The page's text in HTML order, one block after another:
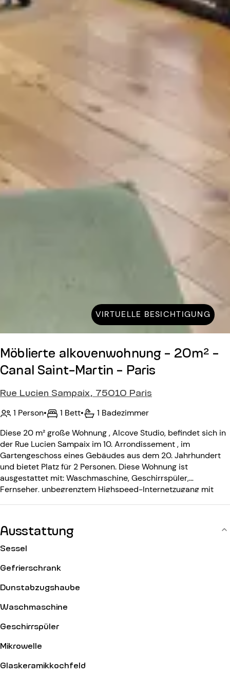
VIRTUELLE BESICHTIGUNG
Möblierte alkovenwohnung - 20m² -
Canal Saint-Martin - Paris
Rue Lucien Sampaix, 75010 Paris
1 Person• 1 Bett•
1 Badezimmer
Diese 20 m² große Wohnung , Alcove Studio, befindet sich in
der Rue Lucien Sampaix im 10. Arrondissement , im
Gartengeschoss eines Gebäudes aus dem 20. Jahrhundert
und bietet Platz für 2 Personen. Diese Wohnung ist
ausgestattet mit: Waschmaschine, Geschirrspüler,
Fernseher, unbegrenztem Highspeed-Internetzugang mit
Ausstattung
Sessel
Gefrierschrank
Dunstabzugshaube
Waschmaschine
Geschirrspüler
Mikrowelle
Glaskeramikkochfeld